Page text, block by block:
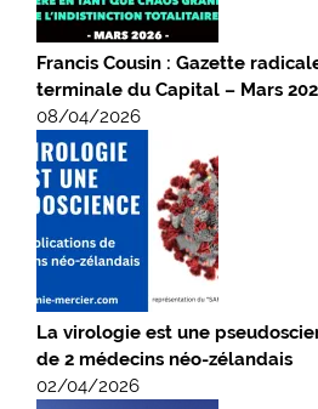
Francis Cousin : Gazette
terminale du Capital – Mars
08/04/2026
La virologie est une
de 2 médecins néo-zélandais
02/04/2026